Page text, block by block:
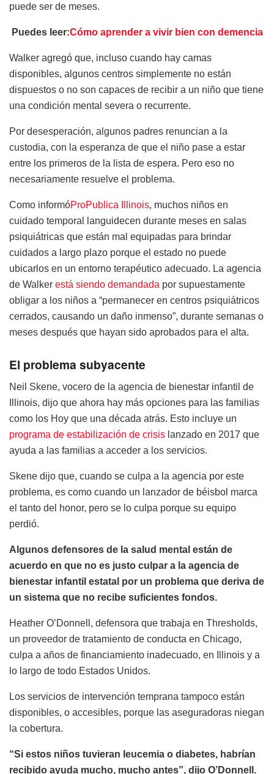
puede ser de meses.
Puedes leer:Cómo aprender a vivir bien con demencia
Walker agregó que, incluso cuando hay camas
disponibles, algunos centros simplemente no están
dispuestos o no son capaces de recibir a un niño que tiene
una condición mental severa o recurrente.
Por desesperación, algunos padres renuncian a la
custodia, con la esperanza de que el niño pase a estar
entre los primeros de la lista de espera. Pero eso no
necesariamente resuelve el problema.
Como informóProPublica Illinois, muchos niños en
cuidado temporal languidecen durante meses en salas
psiquiátricas que están mal equipadas para brindar
cuidados a largo plazo porque el estado no puede
ubicarlos en un entorno terapéutico adecuado. La agencia
de Walker está siendo demandada por supuestamente
obligar a los niños a “permanecer en centros psiquiátricos
cerrados, causando un daño inmenso”, durante semanas o
meses después que hayan sido aprobados para el alta.
El problema subyacente
Neil Skene, vocero de la agencia de bienestar infantil de
Illinois, dijo que ahora hay más opciones para las familias
como los Hoy que una década atrás. Esto incluye un
programa de estabilización de crisis lanzado en 2017 que
ayuda a las familias a acceder a los servicios.
Skene dijo que, cuando se culpa a la agencia por este
problema, es como cuando un lanzador de béisbol marca
el tanto del honor, pero se lo culpa porque su equipo
perdió.
Algunos defensores de la salud mental están de
acuerdo en que no es justo culpar a la agencia de
bienestar infantil estatal por un problema que deriva de
un sistema que no recibe suficientes fondos.
Heather O’Donnell, defensora que trabaja en Thresholds,
un proveedor de tratamiento de conducta en Chicago,
culpa a años de financiamiento inadecuado, en Illinois y a
lo largo de todo Estados Unidos.
Los servicios de intervención temprana tampoco están
disponibles, o accesibles, porque las aseguradoras niegan
la cobertura.
“Si estos niños tuvieran leucemia o diabetes, habrían
recibido ayuda mucho, mucho antes”, dijo O’Donnell.